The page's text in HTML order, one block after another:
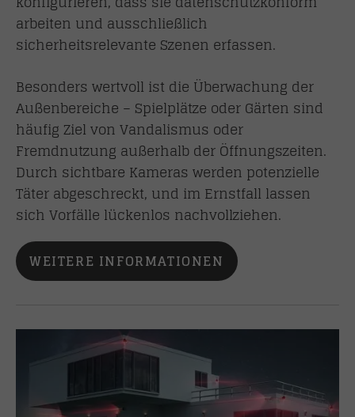
arbeiten und ausschließlich
sicherheitsrelevante Szenen erfassen.
Besonders wertvoll ist die Überwachung der
Außenbereiche – Spielplätze oder Gärten sind
häufig Ziel von Vandalismus oder
Fremdnutzung außerhalb der Öffnungszeiten.
Durch sichtbare Kameras werden potenzielle
Täter abgeschreckt, und im Ernstfall lassen
sich Vorfälle lückenlos nachvollziehen.
WEITERE INFORMATIONEN